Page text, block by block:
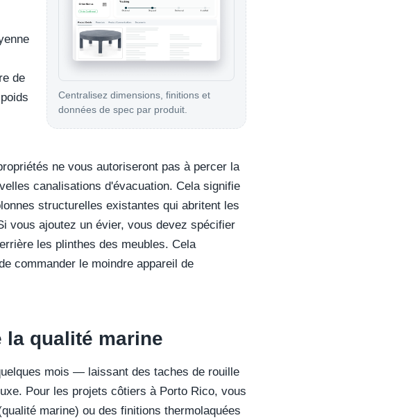
Centralisez dimensions, finitions et
données de spec par produit.
de
ne vous autoriseront pas à percer la
canalisations d'évacuation. Cela signifie
structurelles existantes qui abritent les
vous ajoutez un évier, vous devez spécifier
les plinthes des meubles. Cela
commander le moindre appareil de
qualité marine
mois — laissant des taches de rouille
Pour les projets côtiers à Porto Rico, vous
marine) ou des finitions thermolaquées